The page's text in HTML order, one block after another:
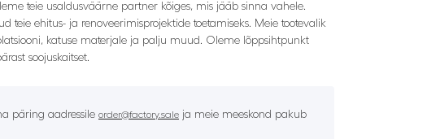
teie usaldusväärne partner kõiges, mis jääb sinna vahele.
teie ehitus- ja renoveerimisprojektide toetamiseks. Meie tootevalik
katuse materjale ja palju muud. Oleme lõppsihtpunkt
soojuskaitset.
päring aadressile order@factory.sale ja meie meeskond pakub